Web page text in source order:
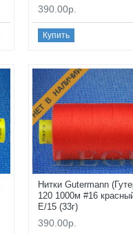
390.00р.
Купить
НЕТ В НАЛИЧИИ
Нитки Gutermann
120 1000м #16
E/15 (33г)
390.00р.